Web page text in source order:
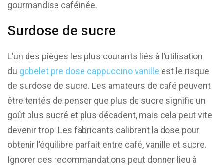
gourmandise caféinée.
Surdose de sucre
L’un des pièges les plus courants liés à l’utilisation
du gobelet pre dose cappuccino vanille est le risque
de surdose de sucre. Les amateurs de café peuvent
être tentés de penser que plus de sucre signifie un
goût plus sucré et plus décadent, mais cela peut vite
devenir trop. Les fabricants calibrent la dose pour
obtenir l’équilibre parfait entre café, vanille et sucre.
Ignorer ces recommandations peut donner lieu à